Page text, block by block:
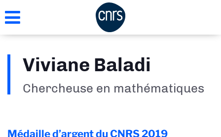
au
Viviane Baladi
Chercheuse en mathématiques
Médaille d’argent du CNRS2019